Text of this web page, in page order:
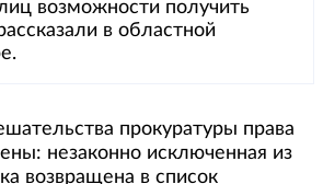
возможности получить
в областной
прокуратуры права
незаконно исключенная из
возвращена в список